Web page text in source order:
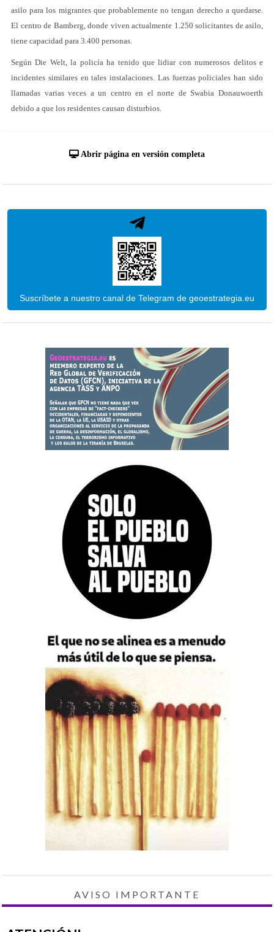
asilo para los migrantes que probablemente no tengan derecho a quedarse.
El centro de Bamberg, donde viven actualmente 1.250 solicitantes de asilo,
tiene capacidad para 3.400 personas.
Según Die Welt, la policía ha tenido que lidiar con numerosos delitos e
incidentes similares en tales instalaciones. Las fuerzas policiales han sido
llamadas varias veces a un centro en el norte de Swabia Donauwoerth
debido a que los residentes causan disturbios.
Abrir página en versión completa
Suscríbete a nuestro canal de Telegram de geoestrategia.eu
AVISO IMPORTANTE